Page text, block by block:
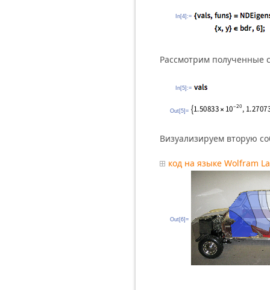
In[4]:=
Рассмотрим полученные
In[5]:=
Out[5]=
Визуализируем вторую
код на языке Wolfram
Out[6]=